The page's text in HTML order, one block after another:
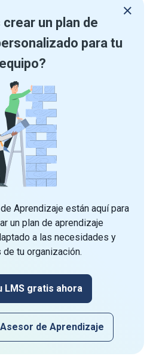
un plan de
para tu
equipo?
Aprendizaje están aquí para
un plan de aprendizaje
a las necesidades y
tu organización.
LMS gratis ahora
Asesor de Aprendizaje